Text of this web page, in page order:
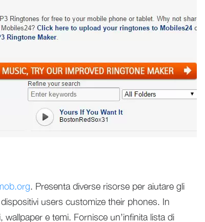
. Presenta diverse risorse per aiutare gli
users customize their phones. In
e temi. Fornisce un’infinita lista di